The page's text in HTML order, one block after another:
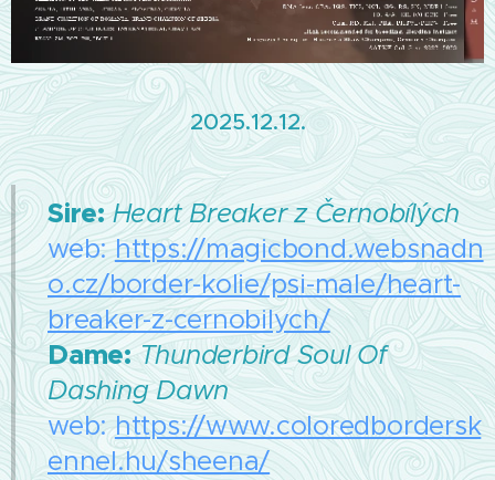
2025.12.12.
Sire:Heart Breaker z Černobílých
web:https://magicbond.websnadn
o.cz/border-kolie/psi-male/heart-
breaker-z-cernobilych/
Dame: Thunderbird Soul Of
Dashing Dawn
web:https://www.coloredbordersk
ennel.hu/sheena/